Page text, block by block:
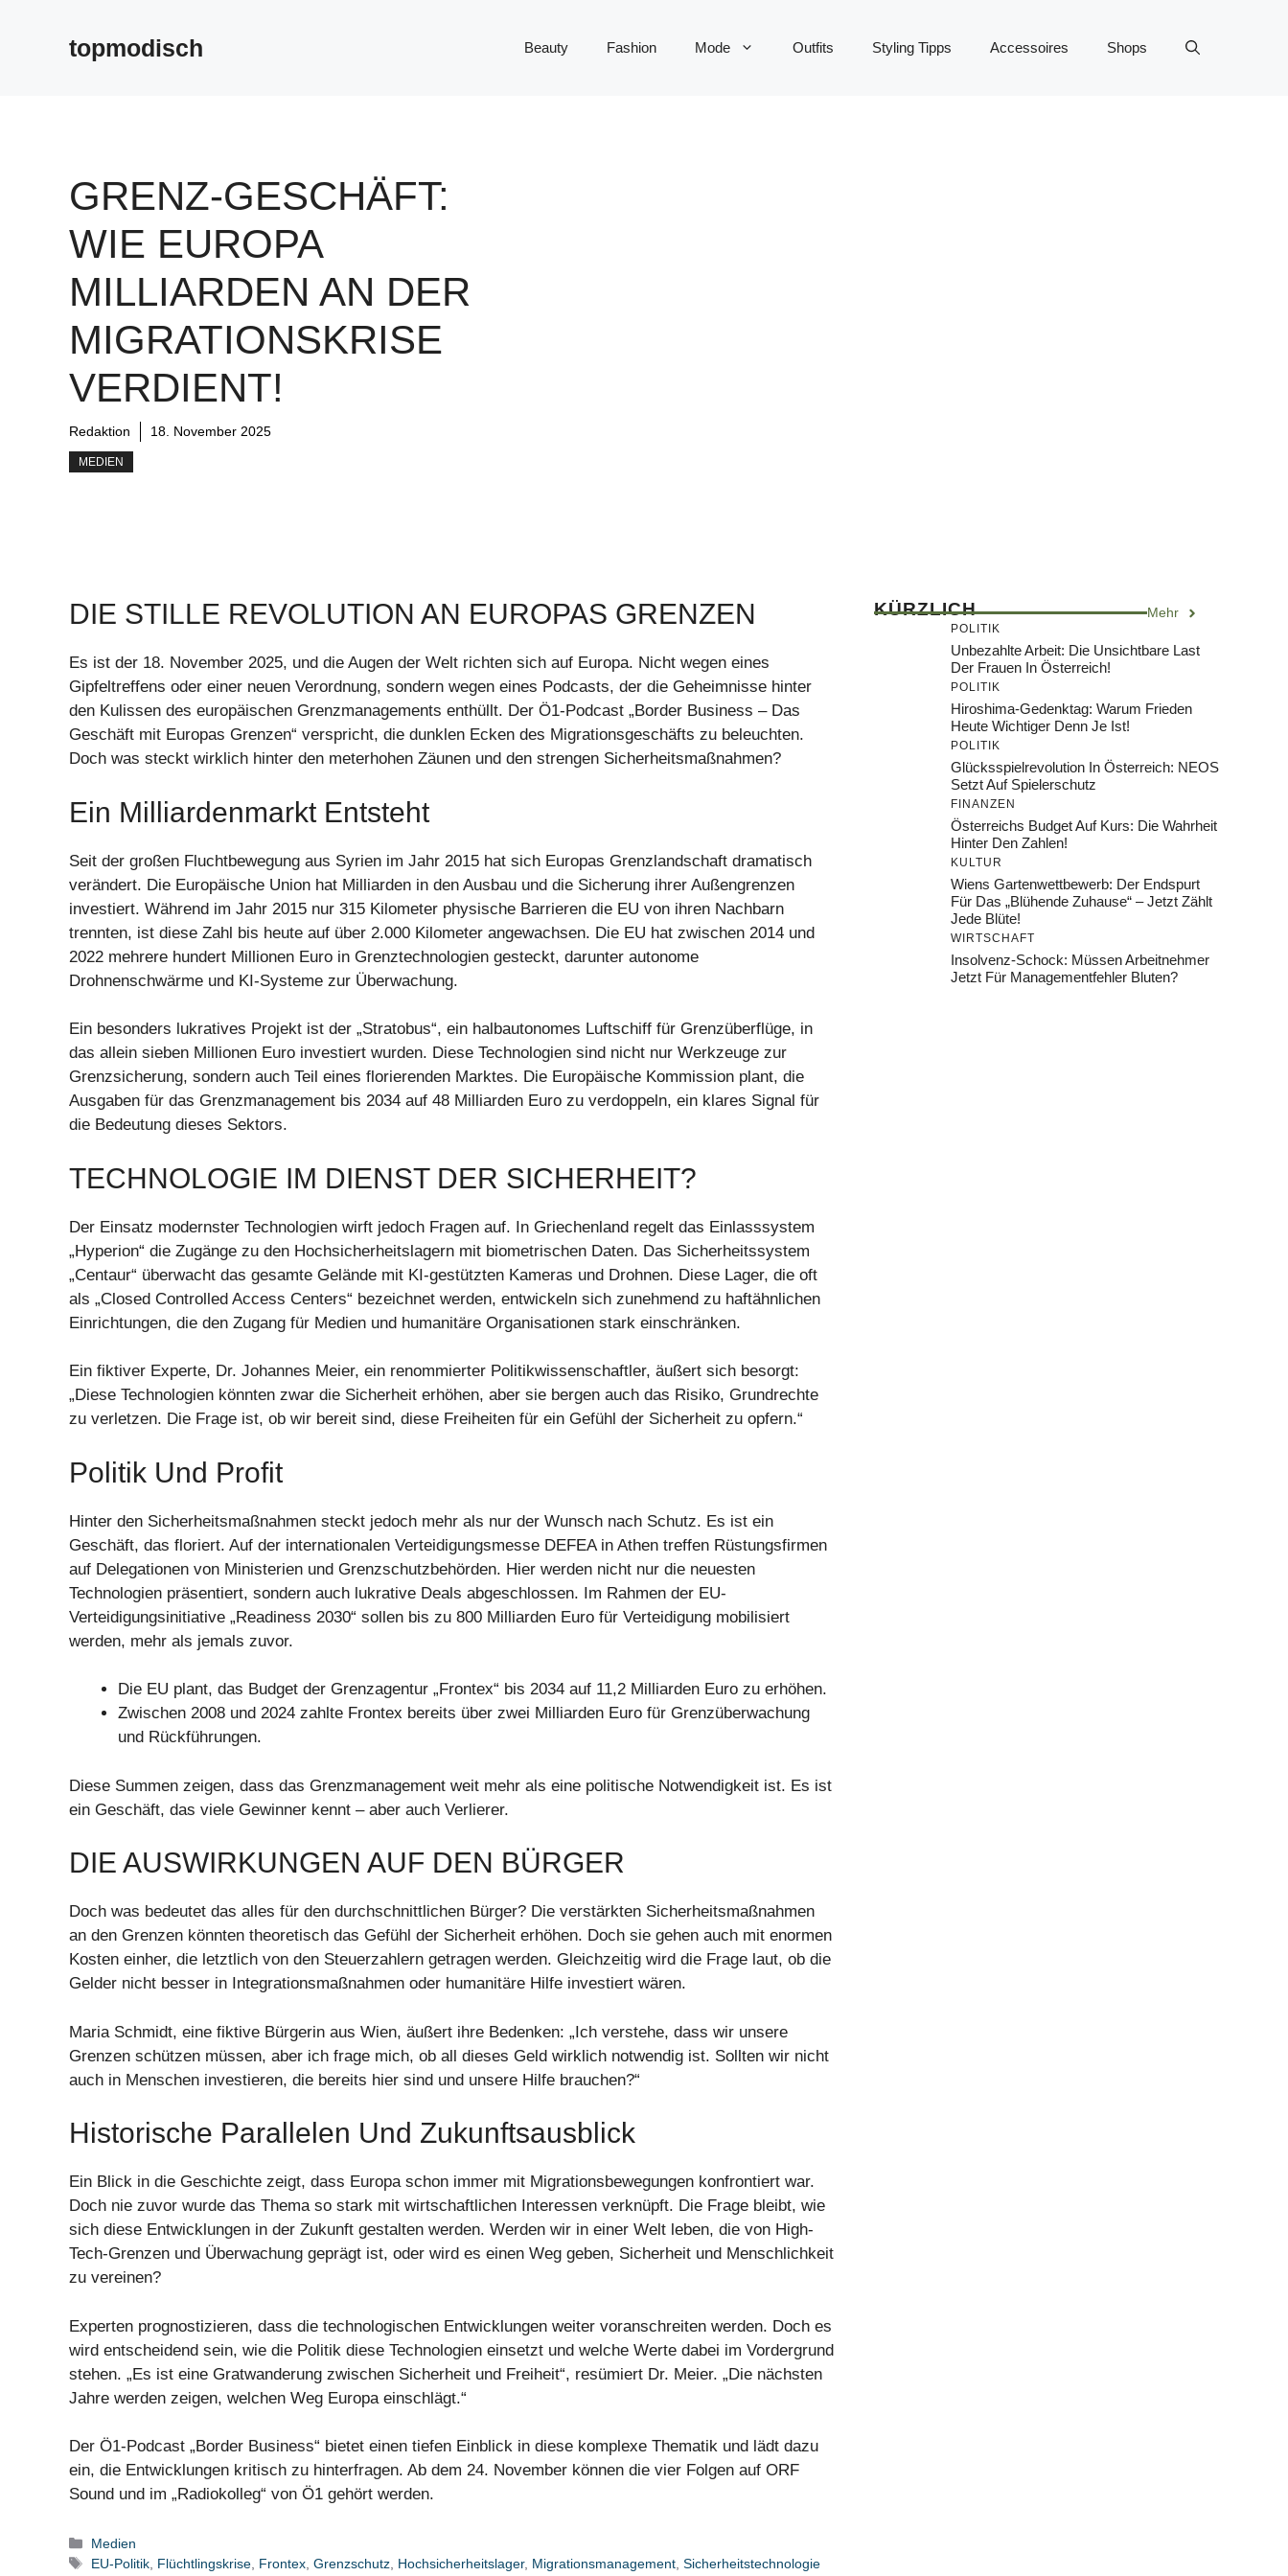
topmodisch Beauty Fashion Mode Outfits Styling Tipps Accessoires Shops
GRENZ-GESCHÄFT:
WIE EUROPA
MILLIARDEN AN DER
MIGRATIONSKRISE
VERDIENT!
Redaktion 18. November 2025
MEDIEN
DIE STILLE REVOLUTION AN EUROPAS GRENZEN
Es ist der 18. November 2025, und die Augen der Welt richten sich auf Europa. Nicht wegen eines
Gipfeltreffens oder einer neuen Verordnung, sondern wegen eines Podcasts, der die Geheimnisse hinter
den Kulissen des europäischen Grenzmanagements enthüllt. Der Ö1-Podcast „Border Business – Das
Geschäft mit Europas Grenzen“ verspricht, die dunklen Ecken des Migrationsgeschäfts zu beleuchten.
Doch was steckt wirklich hinter den meterhohen Zäunen und den strengen Sicherheitsmaßnahmen?
Ein Milliardenmarkt Entsteht
Seit der großen Fluchtbewegung aus Syrien im Jahr 2015 hat sich Europas Grenzlandschaft dramatisch
verändert. Die Europäische Union hat Milliarden in den Ausbau und die Sicherung ihrer Außengrenzen
investiert. Während im Jahr 2015 nur 315 Kilometer physische Barrieren die EU von ihren Nachbarn
trennten, ist diese Zahl bis heute auf über 2.000 Kilometer angewachsen. Die EU hat zwischen 2014 und
2022 mehrere hundert Millionen Euro in Grenztechnologien gesteckt, darunter autonome
Drohnenschwärme und KI-Systeme zur Überwachung.
Ein besonders lukratives Projekt ist der „Stratobus“, ein halbautonomes Luftschiff für Grenzüberflüge, in
das allein sieben Millionen Euro investiert wurden. Diese Technologien sind nicht nur Werkzeuge zur
Grenzsicherung, sondern auch Teil eines florierenden Marktes. Die Europäische Kommission plant, die
Ausgaben für das Grenzmanagement bis 2034 auf 48 Milliarden Euro zu verdoppeln, ein klares Signal für
die Bedeutung dieses Sektors.
TECHNOLOGIE IM DIENST DER SICHERHEIT?
Der Einsatz modernster Technologien wirft jedoch Fragen auf. In Griechenland regelt das Einlasssystem
„Hyperion“ die Zugänge zu den Hochsicherheitslagern mit biometrischen Daten. Das Sicherheitssystem
„Centaur“ überwacht das gesamte Gelände mit KI-gestützten Kameras und Drohnen. Diese Lager, die oft
als „Closed Controlled Access Centers“ bezeichnet werden, entwickeln sich zunehmend zu haftähnlichen
Einrichtungen, die den Zugang für Medien und humanitäre Organisationen stark einschränken.
Ein fiktiver Experte, Dr. Johannes Meier, ein renommierter Politikwissenschaftler, äußert sich besorgt:
„Diese Technologien könnten zwar die Sicherheit erhöhen, aber sie bergen auch das Risiko, Grundrechte
zu verletzen. Die Frage ist, ob wir bereit sind, diese Freiheiten für ein Gefühl der Sicherheit zu opfern.“
Politik Und Profit
Hinter den Sicherheitsmaßnahmen steckt jedoch mehr als nur der Wunsch nach Schutz. Es ist ein
Geschäft, das floriert. Auf der internationalen Verteidigungsmesse DEFEA in Athen treffen Rüstungsfirmen
auf Delegationen von Ministerien und Grenzschutzbehörden. Hier werden nicht nur die neuesten
Technologien präsentiert, sondern auch lukrative Deals abgeschlossen. Im Rahmen der EU-
Verteidigungsinitiative „Readiness 2030“ sollen bis zu 800 Milliarden Euro für Verteidigung mobilisiert
werden, mehr als jemals zuvor.
Die EU plant, das Budget der Grenzagentur „Frontex“ bis 2034 auf 11,2 Milliarden Euro zu erhöhen.
Zwischen 2008 und 2024 zahlte Frontex bereits über zwei Milliarden Euro für Grenzüberwachung
und Rückführungen.
Diese Summen zeigen, dass das Grenzmanagement weit mehr als eine politische Notwendigkeit ist. Es ist
ein Geschäft, das viele Gewinner kennt – aber auch Verlierer.
DIE AUSWIRKUNGEN AUF DEN BÜRGER
Doch was bedeutet das alles für den durchschnittlichen Bürger? Die verstärkten Sicherheitsmaßnahmen
an den Grenzen könnten theoretisch das Gefühl der Sicherheit erhöhen. Doch sie gehen auch mit enormen
Kosten einher, die letztlich von den Steuerzahlern getragen werden. Gleichzeitig wird die Frage laut, ob die
Gelder nicht besser in Integrationsmaßnahmen oder humanitäre Hilfe investiert wären.
Maria Schmidt, eine fiktive Bürgerin aus Wien, äußert ihre Bedenken: „Ich verstehe, dass wir unsere
Grenzen schützen müssen, aber ich frage mich, ob all dieses Geld wirklich notwendig ist. Sollten wir nicht
auch in Menschen investieren, die bereits hier sind und unsere Hilfe brauchen?“
Historische Parallelen Und Zukunftsausblick
Ein Blick in die Geschichte zeigt, dass Europa schon immer mit Migrationsbewegungen konfrontiert war.
Doch nie zuvor wurde das Thema so stark mit wirtschaftlichen Interessen verknüpft. Die Frage bleibt, wie
sich diese Entwicklungen in der Zukunft gestalten werden. Werden wir in einer Welt leben, die von High-
Tech-Grenzen und Überwachung geprägt ist, oder wird es einen Weg geben, Sicherheit und Menschlichkeit
zu vereinen?
Experten prognostizieren, dass die technologischen Entwicklungen weiter voranschreiten werden. Doch es
wird entscheidend sein, wie die Politik diese Technologien einsetzt und welche Werte dabei im Vordergrund
stehen. „Es ist eine Gratwanderung zwischen Sicherheit und Freiheit“, resümiert Dr. Meier. „Die nächsten
Jahre werden zeigen, welchen Weg Europa einschlägt.“
Der Ö1-Podcast „Border Business“ bietet einen tiefen Einblick in diese komplexe Thematik und lädt dazu
ein, die Entwicklungen kritisch zu hinterfragen. Ab dem 24. November können die vier Folgen auf ORF
Sound und im „Radiokolleg“ von Ö1 gehört werden.
Kategorien
Medien
Schlagwörter
EU-Politik Flüchtlingskrise Frontex ,Grenzschutz Hochsicherheitslager, Migrationsmanagement ,Sicherheitstechnologie
KÜRZLICH Mehr
POLITIK
Unbezahlte Arbeit: Die Unsichtbare Last
Der Frauen In Österreich!
POLITIK
Hiroshima-Gedenktag: Warum Frieden
Heute Wichtiger Denn Je Ist!
POLITIK
Glücksspielrevolution In Österreich: NEOS
Setzt Auf Spielerschutz
FINANZEN
Österreichs Budget Auf Kurs: Die Wahrheit
Hinter Den Zahlen!
KULTUR
Wiens Gartenwettbewerb: Der Endspurt
Für Das „Blühende Zuhause“ – Jetzt Zählt
Jede Blüte!
WIRTSCHAFT
Insolvenz-Schock: Müssen Arbeitnehmer
Jetzt Für Managementfehler Bluten?